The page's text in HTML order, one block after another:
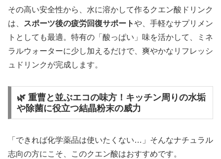
その高い安全性から、水に溶かして作るクエン酸ドリンク
は、
スポーツ後の疲労回復サポートや、手軽なサプリメン
トとしても最適。特有の「酸っぱい」味を活かして、ミネ
ラルウォーターに少し加えるだけで、爽やかなリフレッシ
ュドリンクが完成します。
🌿 重曹と並ぶエコの味方！キッチン周りの水垢
や除菌に役立つ結晶粉末の威力
「できれば化学薬品は使いたくない…」そんなナチュラル
志向の方にこそ、このクエン酸はおすすめです。